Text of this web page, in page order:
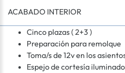
ACABADO INTERIOR
Cinco plazas ( 2+3 )
Preparación para remolque
Toma/s de 12v en los
Espejo de cortesía